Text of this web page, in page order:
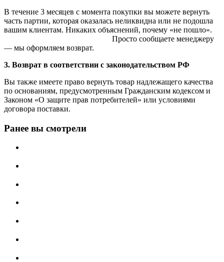
В течение 3 месяцев с момента покупки вы можете вернуть
часть партии, которая оказалась неликвидна или не подошла
вашим клиентам. Никаких объяснений, почему «не пошло».
Просто сообщаете менеджеру
— мы оформляем возврат.
3. Возврат в соответствии с законодательством РФ
Вы также имеете право вернуть товар надлежащего качества
по основаниям, предусмотренным Гражданским кодексом и
Законом «О защите прав потребителей» или условиями
договора поставки.
Ранее вы смотрели